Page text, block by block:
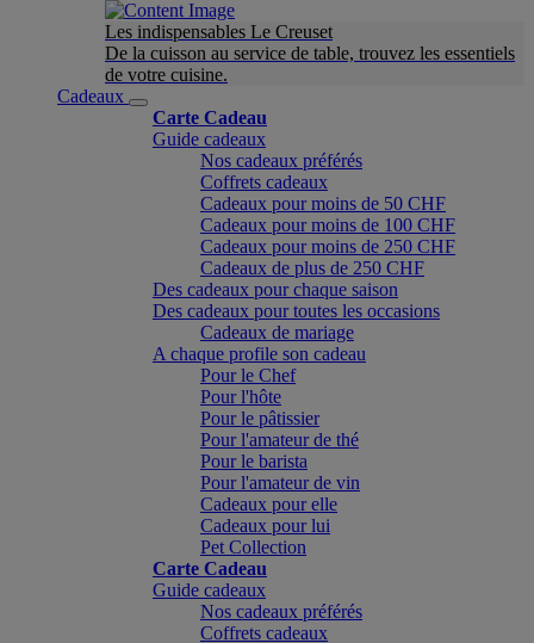
Les indispensables Le Creuset
De la cuisson au service de table, trouvez les essentiels
de votre cuisine.
Cadeaux
Carte Cadeau
Guide cadeaux
Nos cadeaux préférés
Coffrets cadeaux
Cadeaux pour moins de 50 CHF
Cadeaux pour moins de 100 CHF
Cadeaux pour moins de 250 CHF
Cadeaux de plus de 250 CHF
Des cadeaux pour chaque saison
Des cadeaux pour toutes les occasions
Cadeaux de mariage
A chaque profile son cadeau
Pour le Chef
Pour l'hôte
Pour le pâtissier
Pour l'amateur de thé
Pour le barista
Pour l'amateur de vin
Cadeaux pour elle
Cadeaux pour lui
Pet Collection
Carte Cadeau
Guide cadeaux
Nos cadeaux préférés
Coffrets cadeaux